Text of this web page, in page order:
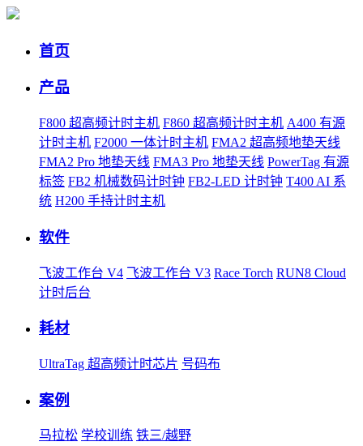
首页
产品
F800 超高频计时主机 F860 超高频计时主机 A400 有源
计时主机 F2000 一体计时主机 FMA2 超高频地垫天线
FMA2 Pro 地垫天线 FMA3 Pro 地垫天线 PowerTag 有源
标签 FB2 机械数码计时钟 FB2-LED 计时钟 T400 AI 系
统 H200 手持计时主机
软件
飞波工作台 V4 飞波工作台 V3 Race Torch RUN8 Cloud
计时后台
耗材
UltraTag 超高频计时芯片 号码布
案例
马拉松 学校训练 铁三/越野